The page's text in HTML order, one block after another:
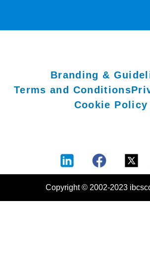
Branding &
Terms and Conditions
Cookie Policy
Copyright © 2002-2023